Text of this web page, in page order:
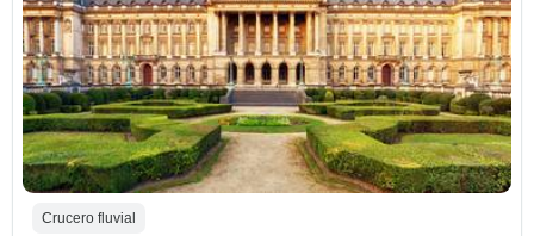
Crucero fluvial